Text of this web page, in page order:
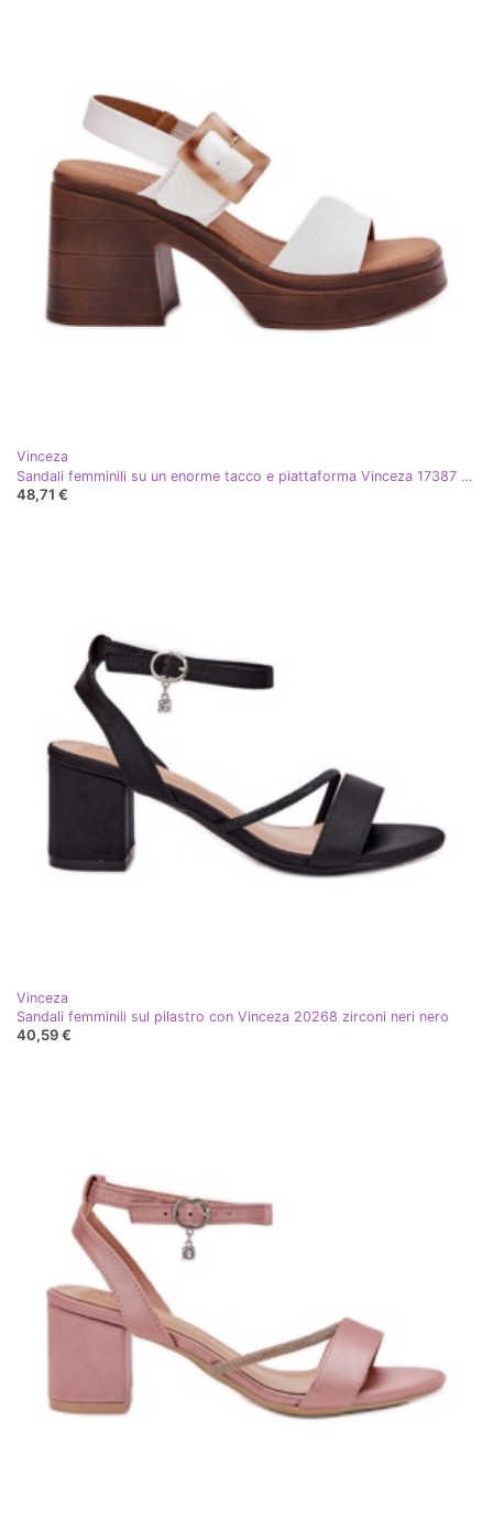
Vinceza
Sandali femminili su un enorme tacco e piattaforma Vinceza 17387 White bianco
48,71 €
Vinceza
Sandali femminili sul pilastro con Vinceza 20268 zirconi neri nero
40,59 €